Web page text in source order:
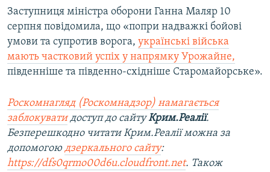
Заступниця міністра оборони Ганна Маляр 10
серпня повідомила, що «попри надважкі бойові
умови та супротив ворога, українські війська
мають частковий успіх у напрямку Урожайне,
південніше та південно-східніше Старомайорське».
Роскомнагляд (Роскомнадзор) намагається
заблокувати доступ до сайту Крим.Реалії.
Безперешкодно читати Крим.Реалії можна за
допомогою дзеркального сайту:
https://dfs0qrmo00d6u.cloudfront.net. Також